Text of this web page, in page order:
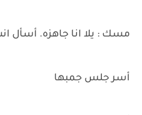
مسك : يلا انا جاهزه. أسأل
أسر جلس جمبها